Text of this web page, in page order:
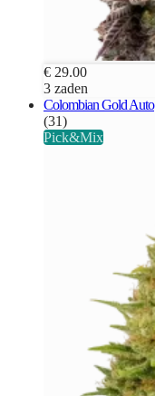
€ 29.00
3 zaden
Colombian Gold Auto
(31)
Pick&Mix